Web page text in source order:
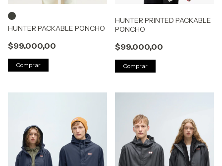
HUNTER PACKABLE PONCHO
$99.000,00
Comprar
HUNTER PRINTED PACKABLE
PONCHO
$99.000,00
Comprar